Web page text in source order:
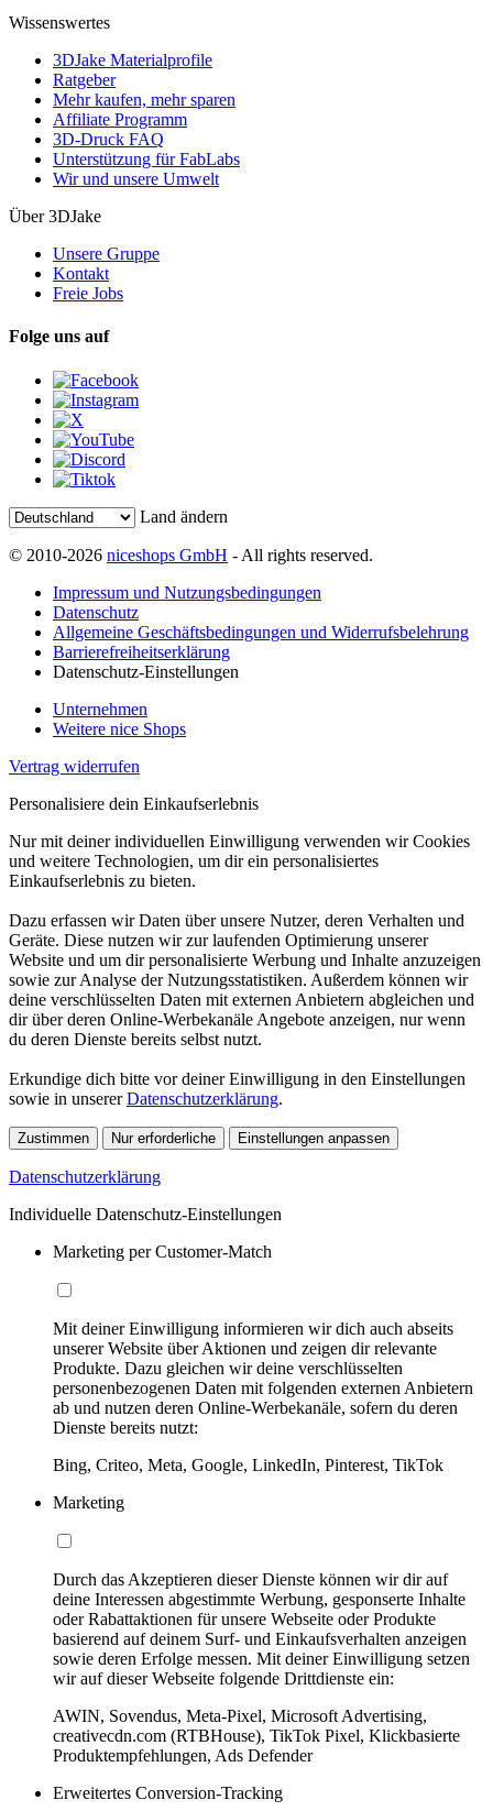
Wissenswertes
3DJake Materialprofile
Ratgeber
Mehr kaufen, mehr sparen
Affiliate Programm
3D-Druck FAQ
Unterstützung für FabLabs
Wir und unsere Umwelt
Über 3DJake
Unsere Gruppe
Kontakt
Freie Jobs
Folge uns auf
Land ändern
© 2010-2026 niceshops GmbH - All rights reserved.
Impressum und Nutzungsbedingungen
Datenschutz
Allgemeine Geschäftsbedingungen und Widerrufsbelehrung
Barrierefreiheitserklärung
Datenschutz-Einstellungen
Unternehmen
Weitere nice Shops
Vertrag widerrufen
Personalisiere dein Einkaufserlebnis
Nur mit deiner individuellen Einwilligung verwenden wir Cookies
und weitere Technologien, um dir ein personalisiertes
Einkaufserlebnis zu bieten.
Dazu erfassen wir Daten über unsere Nutzer, deren Verhalten und
Geräte. Diese nutzen wir zur laufenden Optimierung unserer
Website und um dir personalisierte Werbung und Inhalte anzuzeigen
sowie zur Analyse der Nutzungsstatistiken. Außerdem können wir
deine verschlüsselten Daten mit externen Anbietern abgleichen und
dir über deren Online-Werbekanäle Angebote anzeigen, nur wenn
du deren Dienste bereits selbst nutzt.
Erkundige dich bitte vor deiner Einwilligung in den Einstellungen
sowie in unsererDatenschutzerklärung.
Zustimmen Nur erforderliche Einstellungen anpassen
Datenschutzerklärung
Individuelle Datenschutz-Einstellungen
Marketing per Customer-Match
Mit deiner Einwilligung informieren wir dich auch abseits
unserer Website über Aktionen und zeigen dir relevante
Produkte. Dazu gleichen wir deine verschlüsselten
personenbezogenen Daten mit folgenden externen Anbietern
ab und nutzen deren Online-Werbekanäle, sofern du deren
Dienste bereits nutzt:
Bing, Criteo, Meta, Google, LinkedIn, Pinterest, TikTok
Marketing
Durch das Akzeptieren dieser Dienste können wir dir auf
deine Interessen abgestimmte Werbung, gesponserte Inhalte
oder Rabattaktionen für unsere Webseite oder Produkte
basierend auf deinem Surf- und Einkaufsverhalten anzeigen
sowie deren Erfolge messen. Mit deiner Einwilligung setzen
wir auf dieser Webseite folgende Drittdienste ein:
AWIN, Sovendus, Meta-Pixel, Microsoft Advertising,
creativecdn.com (RTBHouse), TikTok Pixel, Klickbasierte
Produktempfehlungen, Ads Defender
Erweitertes Conversion-Tracking